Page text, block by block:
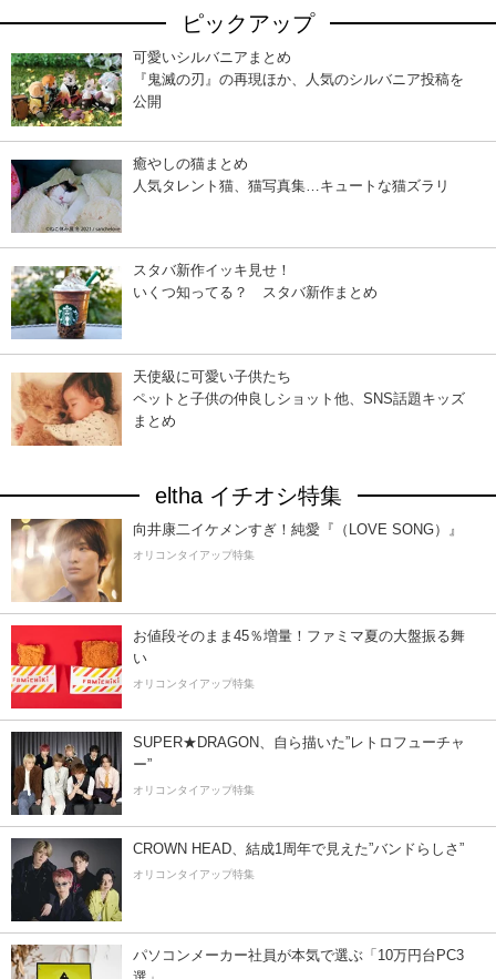
ピックアップ
可愛いシルバニアまとめ
『鬼滅の刃』の再現ほか、人気のシルバニア投稿を
公開
癒やしの猫まとめ
人気タレント猫、猫写真集…キュートな猫ズラリ
スタバ新作イッキ見せ！
いくつ知ってる？ スタバ新作まとめ
天使級に可愛い子供たち
ペットと子供の仲良しショット他、SNS話題キッズ
まとめ
eltha イチオシ特集
向井康二イケメンすぎ！純愛『（LOVE SONG）』
オリコンタイアップ特集
お値段そのまま45％増量！ファミマ夏の大盤振る舞
い
オリコンタイアップ特集
SUPER★DRAGON、自ら描いた”レトロフューチャ
ー”
オリコンタイアップ特集
CROWN HEAD、結成1周年で見えた”バンドらしさ”
オリコンタイアップ特集
パソコンメーカー社員が本気で選ぶ「10万円台PC3